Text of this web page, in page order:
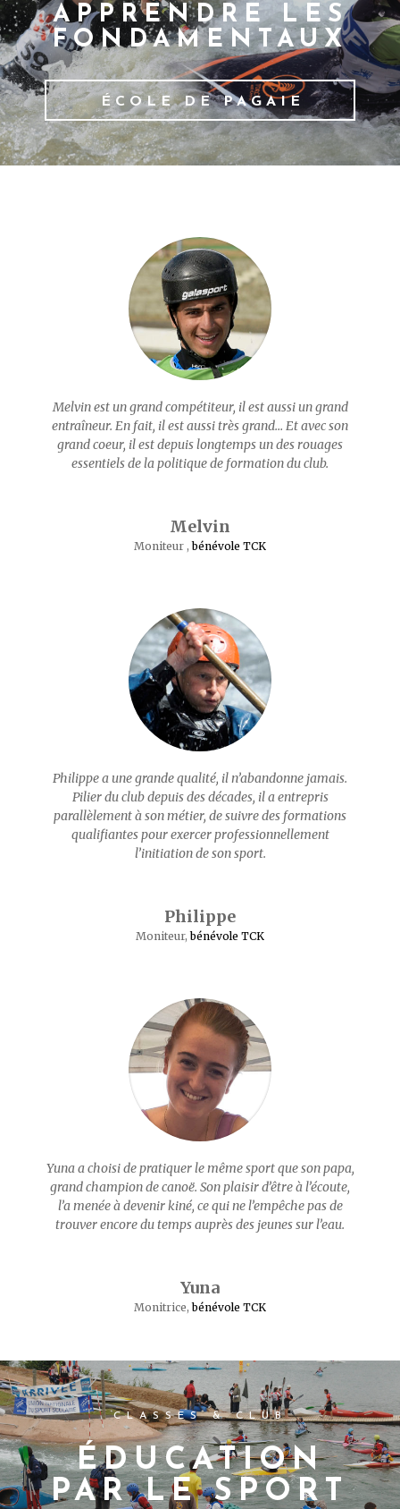
APPRENDRE LES
FONDAMENTAUX
ÉCOLE DE PAGAIE
Melvin est un grand compétiteur, il est aussi un grand
entraîneur. En fait, il est aussi très grand… Et avec son
grand coeur, il est depuis longtemps un des rouages
essentiels de la politique de formation du club.
Melvin
Moniteur , bénévole TCK
Philippe a une grande qualité, il n’abandonne jamais.
Pilier du club depuis des décades, il a entrepris
parallèlement à son métier, de suivre des formations
qualifiantes pour exercer professionnellement
l’initiation de son sport.
Philippe
Moniteur, bénévole TCK
Yuna a choisi de pratiquer le même sport que son papa,
grand champion de canoë. Son plaisir d’être à l’écoute,
l’a menée à devenir kiné, ce qui ne l’empêche pas de
trouver encore du temps auprès des jeunes sur l’eau.
Yuna
Monitrice, bénévole TCK
CLASSES & CLUB
ÉDUCATION
PAR LE SPORT